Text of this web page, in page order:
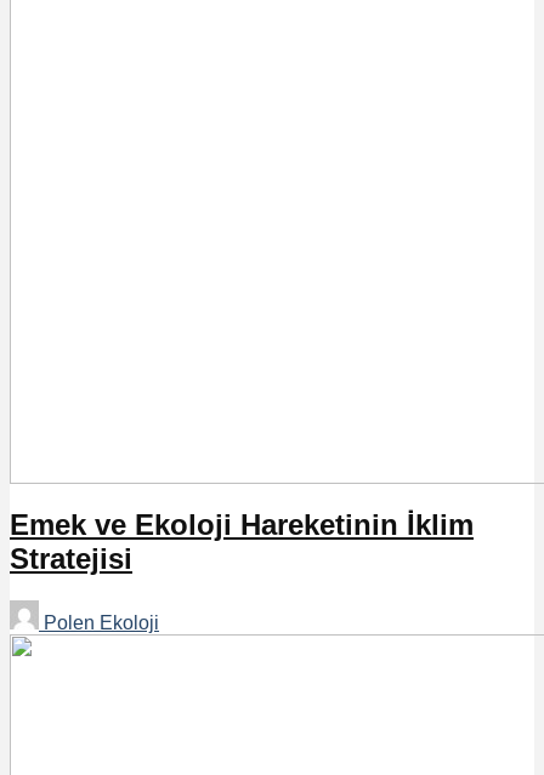
Emek ve Ekoloji Hareketinin İklim
Stratejisi
Polen Ekoloji